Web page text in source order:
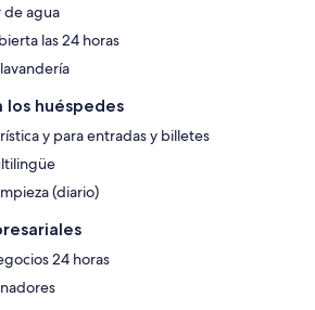
de agua
las 24 horas
los huéspedes
y para entradas y billetes
(diario)
24 horas